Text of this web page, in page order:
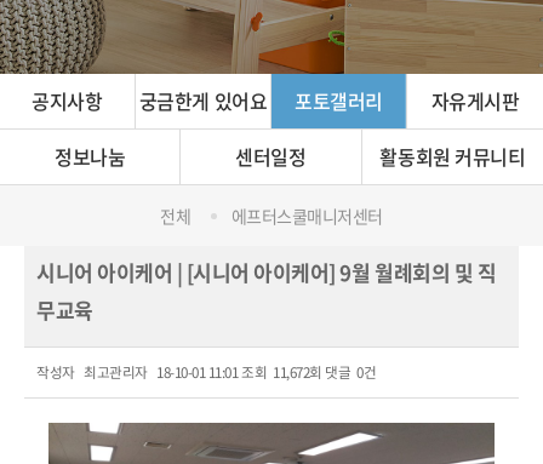
공지사항 궁금한게 있어요 포토갤러리
전체 에프터스쿨매니저센터
자유게시판
정보나눔
센터일정 활동회원 커뮤니티
시니어 아이케어 | [시니어 아이케어] 9월 월례회의 및 직
무교육
작성자 최고관리자 18-10-01 11:01조회 11,672회 댓글 0건